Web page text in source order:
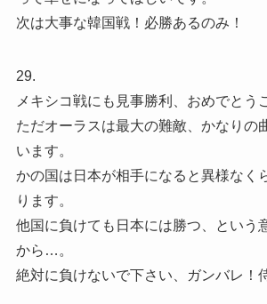
次は大事な韓国戦！必勝あるのみ！
29.
メキシコ戦にも見事勝利、おめでとう
ただオーラスは最大の難敵、かなりの
います。
かの国は日本が相手になると異様なく
ります。
他国に負けても日本には勝つ、という
から…。
絶対に負けないで下さい、ガンバレ！